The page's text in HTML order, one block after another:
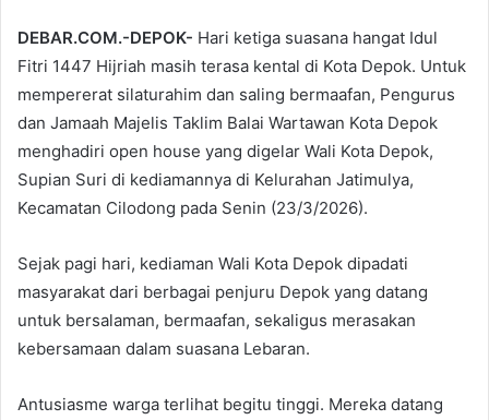
DEBAR.COM.-DEPOK- Hari ketiga suasana hangat Idul
Fitri 1447 Hijriah masih terasa kental di Kota Depok. Untuk
mempererat silaturahim dan saling bermaafan, Pengurus
dan Jamaah Majelis Taklim Balai Wartawan Kota Depok
menghadiri open house yang digelar Wali Kota Depok,
Supian Suri di kediamannya di Kelurahan Jatimulya,
Kecamatan Cilodong pada Senin (23/3/2026).
Sejak pagi hari, kediaman Wali Kota Depok dipadati
masyarakat dari berbagai penjuru Depok yang datang
untuk bersalaman, bermaafan, sekaligus merasakan
kebersamaan dalam suasana Lebaran.
Antusiasme warga terlihat begitu tinggi. Mereka datang